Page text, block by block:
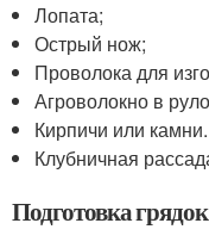
Лопата;
Острый нож;
Проволока для
Агроволокно в
Кирпичи или камни.
Клубничная
Подготовка грядок